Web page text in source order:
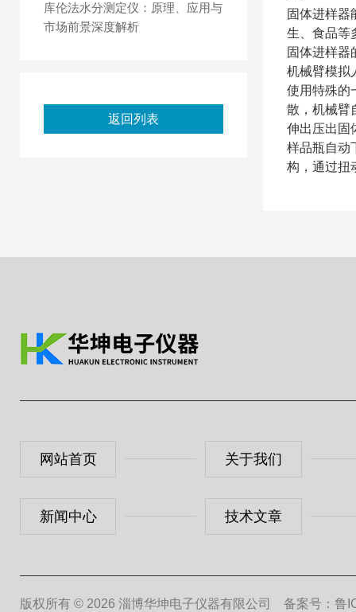
固体进样器
生、食品等
固体进样器
机械臂模拟
使用特殊的
散，机械臂
伸出压出固
样品瓶自动
构，通过扭
库伦法水分测定仪：原理、应用与
市场前景深度解析
返回列表
网站首页 关于我们
新闻中心 技术文章
版权所有 © 2026 淄博华坤电子仪器有限公司 备案号：鲁